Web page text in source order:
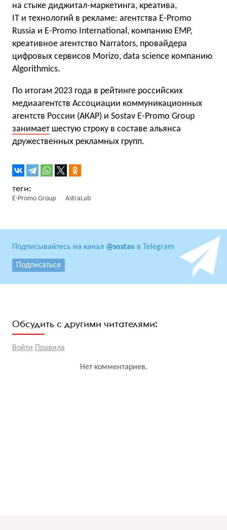
на стыке диджитал-маркетинга, креатива,
IT и технологий в рекламе: агентства E-Promo
Russia и E-Promo International, компанию EMP,
креативное агентство Narrators, провайдера
цифровых сервисов Morizo, data science компанию
Algorithmics.
По итогам 2023 года в рейтинге российских
медиаагентств Ассоциации коммуникационных
агентств России (АКАР) и Sostav Е-Promo Group
занимает шестую строку в составе альянса
дружественных рекламных групп.
E-Promo Group AstraLab
Подписывайтесь на канал @sostav в Telegram
Подписаться
Обсудить с другими читателями:
Войти Правила
Нет комментариев.